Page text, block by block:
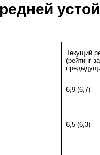
Текущий
(рейтинг за
6,9 (6,7)
6,5 (6,3)